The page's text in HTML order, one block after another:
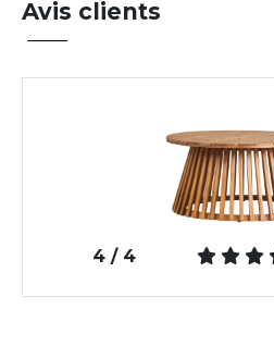
Avis clients
4 / 4